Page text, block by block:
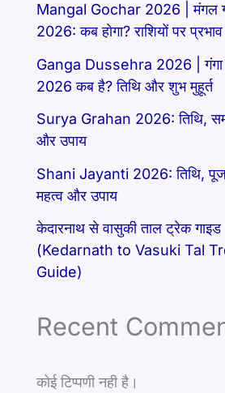
Mangal Gochar 2026 | मंगल
2026: कब होगा? राशियों पर
Ganga Dussehra 2026 | गंगा
2026 कब है? तिथि और शुभ मुहूर्त
Surya Grahan 2026: तिथि,
और उपाय
Shani Jayanti 2026: तिथि,
महत्व और उपाय
केदारनाथ से वासुकी ताल ट्रेक गाइड
(Kedarnath to Vasuki Tal
Guide)
Recent
कोई टिप्पणी नही है।